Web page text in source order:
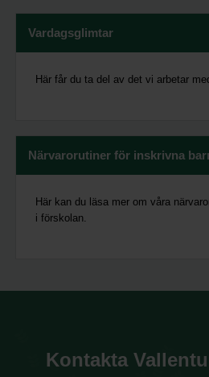
Vardagsglimtar
Här får du ta del av det vi arbetar
Närvarorutiner för inskrivna
Här kan du läsa mer om våra
i förskolan.
Kontakta